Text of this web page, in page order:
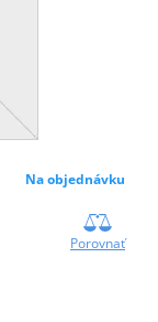
Na objednávku
Porovnať